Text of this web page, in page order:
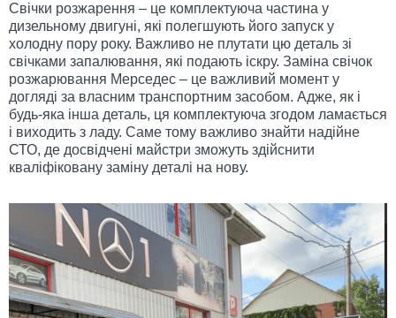
Свічки розжарення – це комплектуюча частина у
дизельному двигуні, які полегшують його запуск у
холодну пору року. Важливо не плутати цю деталь зі
свічками запалювання, які подають іскру. Заміна свічок
розжарювання Мерседес – це важливий момент у
догляді за власним транспортним засобом. Адже, як і
будь-яка інша деталь, ця комплектуюча згодом ламається
і виходить з ладу. Саме тому важливо знайти надійне
СТО, де досвідчені майстри зможуть здійснити
кваліфіковану заміну деталі на нову.